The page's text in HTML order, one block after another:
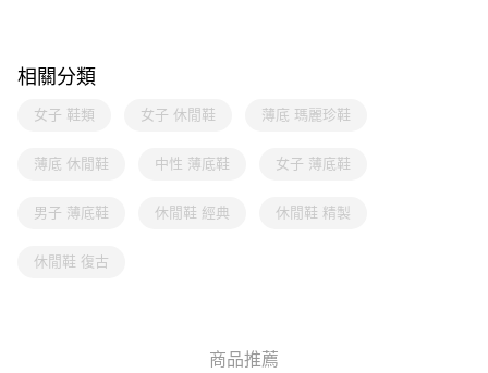
相關分類
女子 鞋類 女子 休閒鞋 薄底 瑪麗珍鞋
薄底 休閒鞋 中性 薄底鞋 女子 薄底鞋
男子 薄底鞋 休閒鞋 經典 休閒鞋 精製
休閒鞋 復古
商品推薦